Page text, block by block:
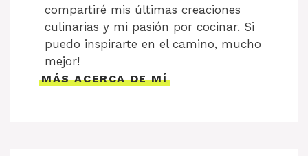
compartiré mis últimas creaciones
culinarias y mi pasión por cocinar. Si
puedo inspirarte en el camino, mucho
mejor!
MÁS ACERCA DE MÍ